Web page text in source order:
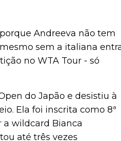
Andreeva não tem
sem a italiana
no WTA Tour - só
do Japão e desistiu à
Ela foi inscrita como 8ª
a wildcard Bianca
até três vezes